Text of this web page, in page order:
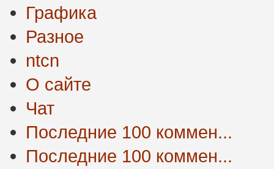
Графика
Разное
ntcn
О сайте
Чат
Последние 100 коммен...
Последние 100 коммен...